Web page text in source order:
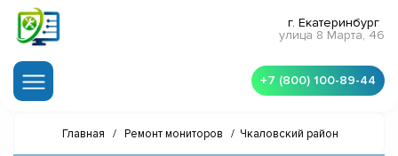
г. Екатеринбург
улица 8 Марта, 46
+7 (800) 100-89-44
Главная / Ремонт мониторов / Чкаловский район